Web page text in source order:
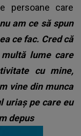
persoane care
am ce să spun
ce fac. Cred că
lume care
cu mine,
vine din munca
uriaș pe care eu
depus